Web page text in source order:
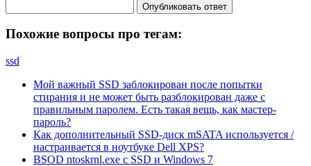
Опубликовать ответ
Похожие вопросы про тегам:
ssd
Мой важный SSD заблокирован после попытки
стирания и не может быть разблокирован даже с
правильным паролем. Есть такая вещь, как мастер-
пароль?
Как дополнительный SSD-диск mSATA используется /
настраивается в ноутбуке Dell XPS?
BSOD ntoskrnl.exe с SSD и Windows 7